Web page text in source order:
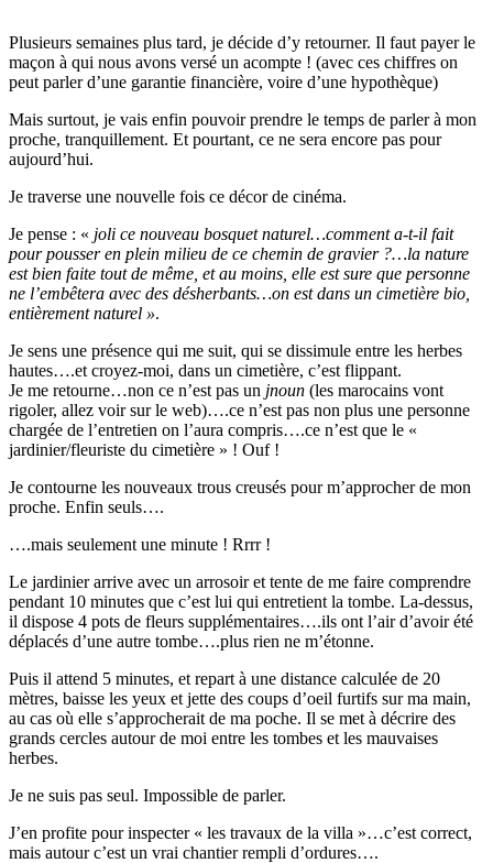
Plusieurs semaines plus tard, je décide d’y retourner. Il faut payer le
maçon à qui nous avons versé un acompte ! (avec ces chiffres on
peut parler d’une garantie financière, voire d’une hypothèque)
Mais surtout, je vais enfin pouvoir prendre le temps de parler à mon
proche, tranquillement. Et pourtant, ce ne sera encore pas pour
aujourd’hui.
Je traverse une nouvelle fois ce décor de cinéma.
Je pense : « joli ce nouveau bosquet naturel…comment a-t-il fait
pour pousser en plein milieu de ce chemin de gravier ?…la nature
est bien faite tout de même, et au moins, elle est sure que personne
ne l’embêtera avec des désherbants…on est dans un cimetière bio,
entièrement naturel ».
Je sens une présence qui me suit, qui se dissimule entre les herbes
hautes….et croyez-moi, dans un cimetière, c’est flippant.
Je me retourne…non ce n’est pas un jnoun (les marocains vont
rigoler, allez voir sur le web)….ce n’est pas non plus une personne
chargée de l’entretien on l’aura compris….ce n’est que le «
jardinier/fleuriste du cimetière » ! Ouf !
Je contourne les nouveaux trous creusés pour m’approcher de mon
proche. Enfin seuls….
….mais seulement une minute ! Rrrr !
Le jardinier arrive avec un arrosoir et tente de me faire comprendre
pendant 10 minutes que c’est lui qui entretient la tombe. La-dessus,
il dispose 4 pots de fleurs supplémentaires….ils ont l’air d’avoir été
déplacés d’une autre tombe….plus rien ne m’étonne.
Puis il attend 5 minutes, et repart à une distance calculée de 20
mètres, baisse les yeux et jette des coups d’oeil furtifs sur ma main,
au cas où elle s’approcherait de ma poche. Il se met à décrire des
grands cercles autour de moi entre les tombes et les mauvaises
herbes.
Je ne suis pas seul. Impossible de parler.
J’en profite pour inspecter « les travaux de la villa »…c’est correct,
mais autour c’est un vrai chantier rempli d’ordures….